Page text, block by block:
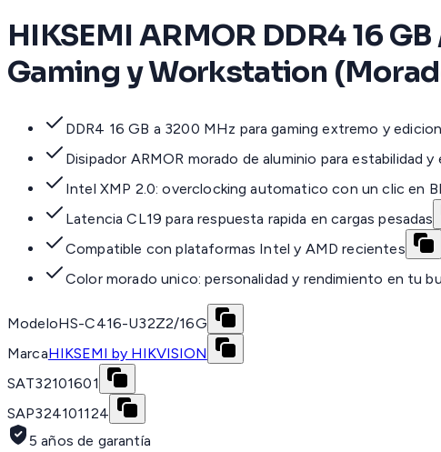
HIKSEMI ARMOR DDR4 16
Gaming y Workstation
DDR4 16 GB a 3200 MHz para gaming extremo y
Disipador ARMOR morado de aluminio para estabilidad y
Intel XMP 2.0: overclocking automatico con un clic en
Latencia CL19 para respuesta rapida en cargas pesadas
Compatible con plataformas Intel y AMD recientes
Color morado unico: personalidad y rendimiento en tu
ModeloHS-C416-U32Z2/16G
MarcaHIKSEMI by HIKVISION
SAT32101601
SAP324101124
5 años de garantía